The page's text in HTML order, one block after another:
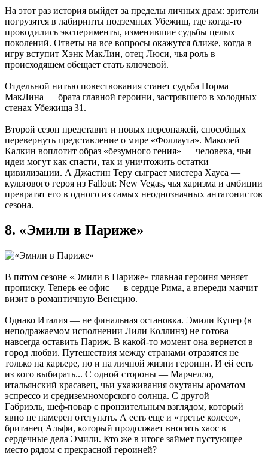
На этот раз история выйдет за пределы личных драм: зрители
погрузятся в лабиринты подземных Убежищ, где когда-то
проводились эксперименты, изменившие судьбы целых
поколений. Ответы на все вопросы окажутся ближе, когда в
игру вступит Хэнк МакЛин, отец Люси, чья роль в
происходящем обещает стать ключевой.
Отдельной нитью повествования станет судьба Норма
МакЛина — брата главной героини, застрявшего в холодных
стенах Убежища 31.
Второй сезон представит и новых персонажей, способных
перевернуть представление о мире «Фоллаута». Маколей
Калкин воплотит образ «безумного гения» — человека, чьи
идеи могут как спасти, так и уничтожить остатки
цивилизации. А Джастин Теру сыграет мистера Хауса —
культового героя из Fallout: New Vegas, чья харизма и амбиции
превратят его в одного из самых неоднозначных антагонистов
сезона.
8. «Эмили в Париже»
В пятом сезоне «Эмили в Париже» главная героиня меняет
прописку. Теперь ее офис — в сердце Рима, а впереди маячит
визит в романтичную Венецию.
Однако Италия — не финальная остановка. Эмили Купер (в
неподражаемом исполнении Лили Коллинз) не готова
навсегда оставить Париж. В какой-то момент она вернется в
город любви. Путешествия между странами отразятся не
только на карьере, но и на личной жизни героини. И ей есть
из кого выбирать... С одной стороны — Марчелло,
итальянский красавец, чьи ухаживания окутаны ароматом
эспрессо и средиземноморского солнца. С другой —
Габриэль, шеф-повар с пронзительным взглядом, который
явно не намерен отступать. А есть еще и «третье колесо»,
британец Альфи, который продолжает вносить хаос в
сердечные дела Эмили. Кто же в итоге займет пустующее
место рядом с прекрасной героиней?